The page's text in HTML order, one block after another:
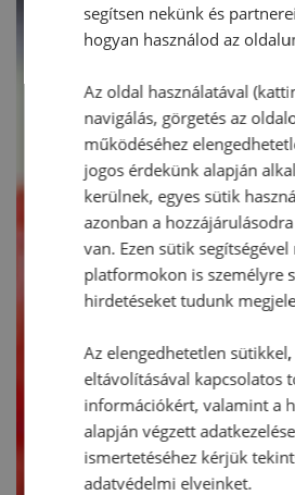
segítsen nekünk és
hogyan használod az
Az oldal használatával
navigálás, görgetés az
működéséhez
jogos érdekünk alapján
kerülnek, egyes sütik
azonban a
van. Ezen sütik segítségével
platformokon is személyre
hirdetéseket tudunk
Az elengedhetetlen
eltávolításával kapcsolatos
információkért, valamint a
alapján végzett
ismertetéséhez kérjük
adatvédelmi elveinket.